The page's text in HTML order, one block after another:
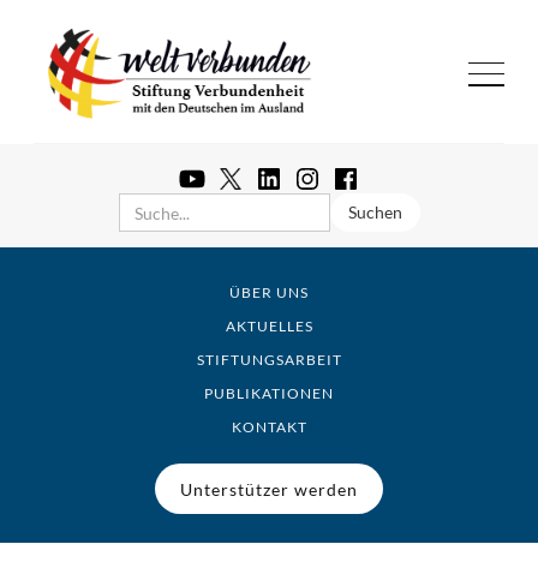
ÜBER UNS
AKTUELLES
STIFTUNGSARBEIT
PUBLIKATIONEN
KONTAKT
Unterstützer werden